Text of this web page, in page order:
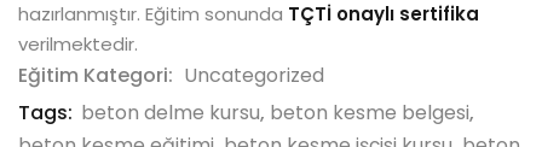
hazırlanmıştır. Eğitim sonunda TÇTİ onaylı sertifika
verilmektedir.
Eğitim Kategori: Uncategorized
Tags: beton delme kursu, beton kesme belgesi,